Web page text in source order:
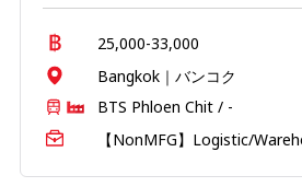
25,000-33,000
Bangkok｜バンコク
BTS Phloen Chit / -
【NonMFG】Logistic/